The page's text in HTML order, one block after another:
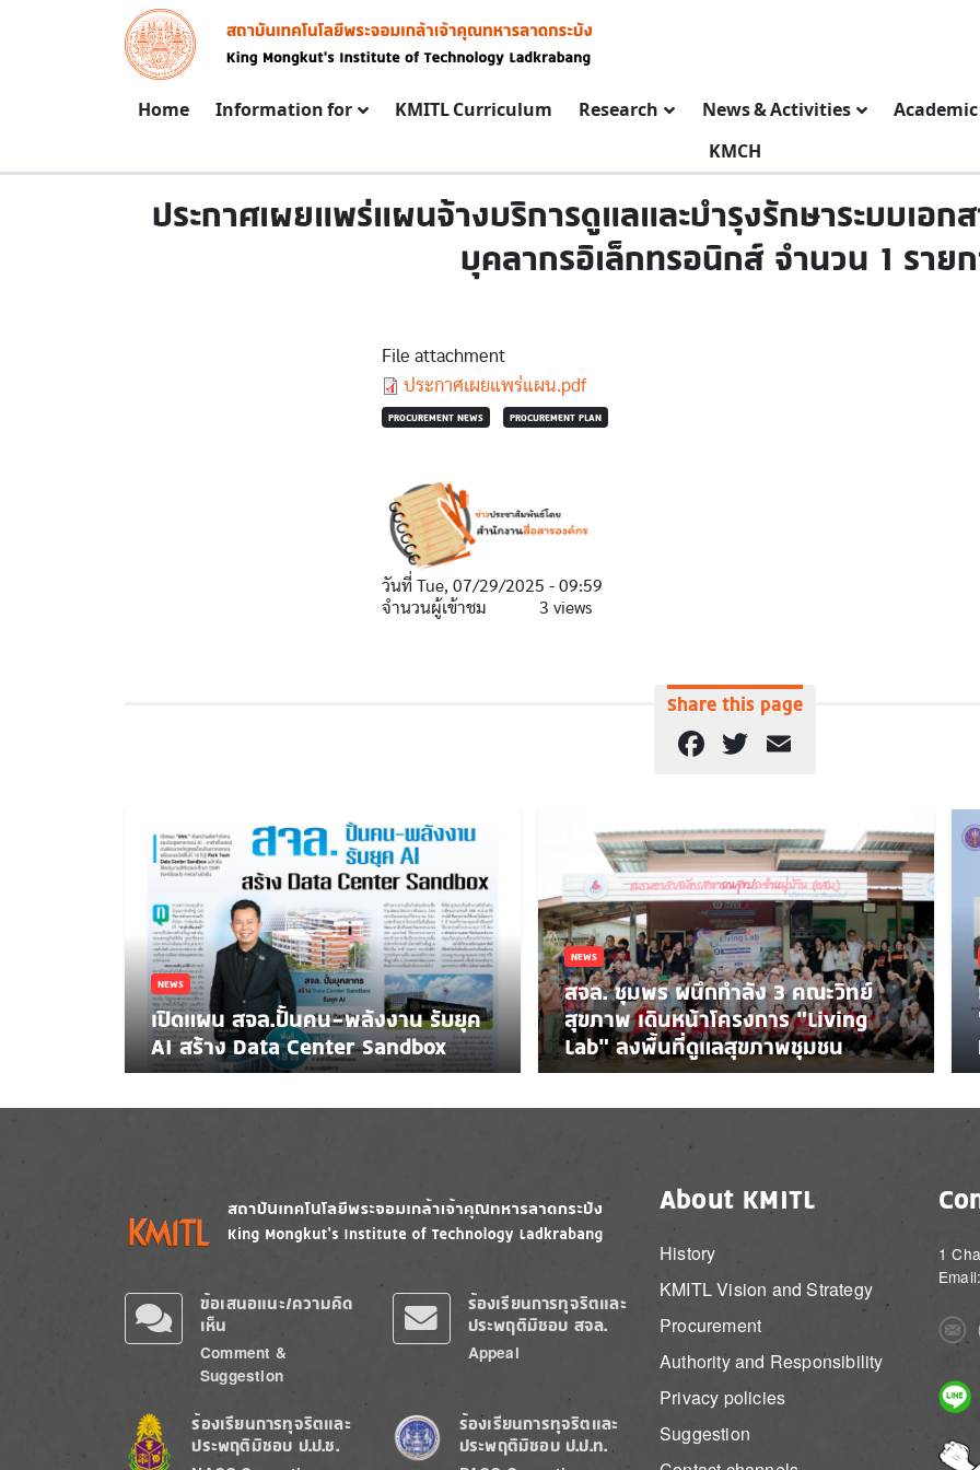
Skip to main content
Image
Main navigation
Home Information for KMITL Curriculum Research News & Activities
KMCH
ประกาศเผยแพร่แผนจ้างบริการดูแลและบำรุงรักษาระบบเอก
บุคลากรอิเล็กทรอนิกส์ จำนวน 1 ราย
File attachment
Document
ประกาศเผยแพร่แผน.pdf
PROCUREMENT NEWS PROCUREMENT PLAN
วันที่Tue, 07/29/2025 - 09:59
จำนวนผู้เข้าชม
3 views
Share this page
Facebook
Twitter
NEWS
เปิดแผน สจล.ปั้นคน-พลังงาน รับยุค
AI สร้าง Data Center Sandbox
NEWS
สจล. ชุมพร ผนึกกำลัง 3 คณะวิทย์
สุขภาพ เดินหน้าโครงการ “Living
Lab” ลงพื้นที่ดูแลสุขภาพชุมชน
Image Image
ข้อเสนอแนะ/ความคิด
เห็น
Comment &
Suggestion
ร้องเรียนการทุจริตและ
ประพฤติมิชอบ สจล.
Appeal
Image
ร้องเรียนการทุจริตและ
ประพฤติมิชอบ ป.ป.ช.
Image
ร้องเรียนการทุจริตและ
ประพฤติมิชอบ ป.ป.ท.
About KMITL
History
KMITL Vision and Strategy
Procurement
Authority and Responsibility
Privacy policies
Suggestion
1
Image
Image
Image